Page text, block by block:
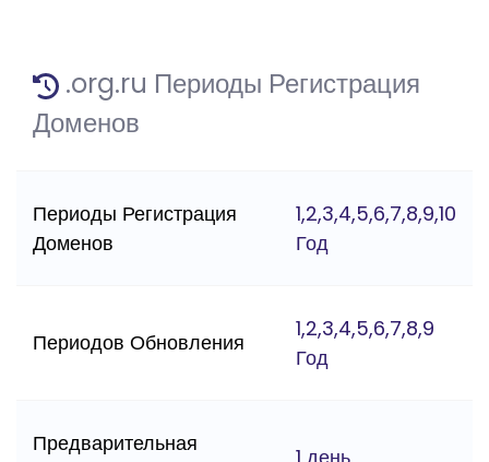
.org.ru Периоды Регистрация
Доменов
Периоды Регистрация
Доменов
1,2,3,4,5,6,7,8,9,10
Год
Периодов Обновления
1,2,3,4,5,6,7,8,9
Год
Предварительная